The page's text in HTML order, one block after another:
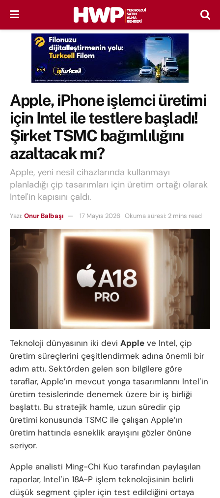
Apple, iPhone işlemci üretimi
için Intel ile testlere başladı!
Şirket TSMC bağımlılığını
azaltacak mı?
Apple, yeni nesil cihazlarında kullanmayı
planladığı çip tasarımları için üretim ortağı olarak
Intel'in kapısını çaldı.
Yazı: Onur Balbaşı 17 Mayıs 2026 Okuma süresi: 2 mins read
Teknoloji dünyasının iki devi Apple ve Intel, çip
üretim süreçlerini çeşitlendirmek adına önemli bir
adım attı. Sektörden gelen son bilgilere göre
taraflar, Apple’ın mevcut yonga tasarımlarını Intel’in
üretim tesislerinde denemek üzere bir iş birliği
başlattı. Bu stratejik hamle, uzun süredir çip
üretimi konusunda TSMC ile çalışan Apple’ın
üretim hattında esneklik arayışını gözler önüne
seriyor.
Apple analisti Ming-Chi Kuo tarafından paylaşılan
raporlar, Intel’in 18A-P işlem teknolojisinin belirli
düşük segment çipler için test edildiğini ortaya